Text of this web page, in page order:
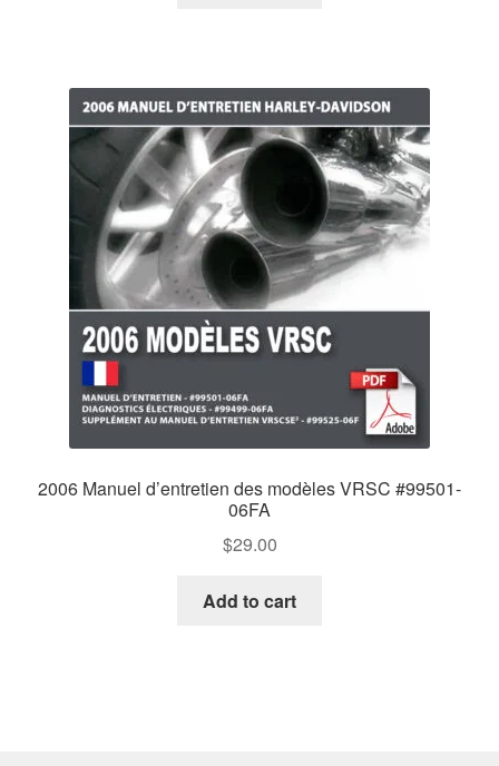
2006 Manuel d’entretien des modèles VRSC #99501-
06FA
$29.00
Add to cart